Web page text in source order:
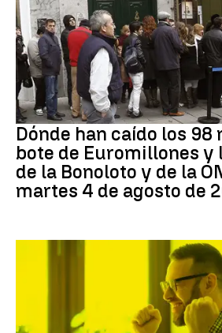
Loterías
Dónde han caído los
bote de Euromillones y
de la Bonoloto y de la
martes 4 de agosto de